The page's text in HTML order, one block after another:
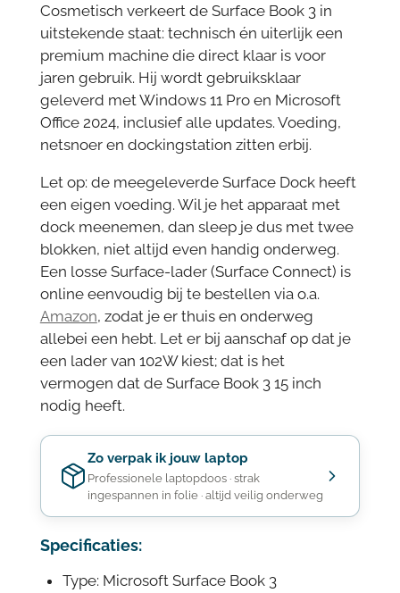
Cosmetisch verkeert de Surface Book 3 in
uitstekende staat: technisch én uiterlijk een
premium machine die direct klaar is voor
jaren gebruik. Hij wordt gebruiksklaar
geleverd met Windows 11 Pro en Microsoft
Office 2024, inclusief alle updates. Voeding,
netsnoer en dockingstation zitten erbij.
Let op: de meegeleverde Surface Dock heeft
een eigen voeding. Wil je het apparaat met
dock meenemen, dan sleep je dus met twee
blokken, niet altijd even handig onderweg.
Een losse Surface-lader (Surface Connect) is
online eenvoudig bij te bestellen via o.a.
Amazon, zodat je er thuis en onderweg
allebei een hebt. Let er bij aanschaf op dat je
een lader van 102W kiest; dat is het
vermogen dat de Surface Book 3 15 inch
nodig heeft.
Zo verpak ik jouw laptop
Professionele laptopdoos · strak
ingespannen in folie · altijd veilig onderweg
Specificaties:
Type: Microsoft Surface Book 3